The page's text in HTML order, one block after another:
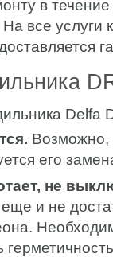
в течение
все услуги
Возможно,
его
не
и не